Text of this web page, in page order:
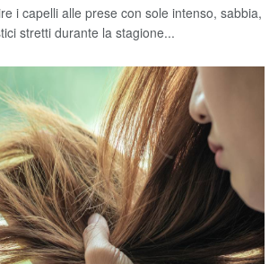
i capelli alle prese con sole intenso, sabbia,
stretti durante la stagione...